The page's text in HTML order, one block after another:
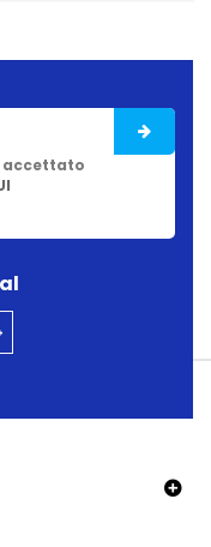
accettato